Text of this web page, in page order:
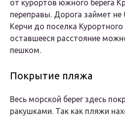
от курортов южного берега
переправы. Дорога займет не
Керчи до поселка
оставшееся расстояние
пешком.
Покрытие пляжа
Весь морской берег здесь
ракушками. Так как пляжи